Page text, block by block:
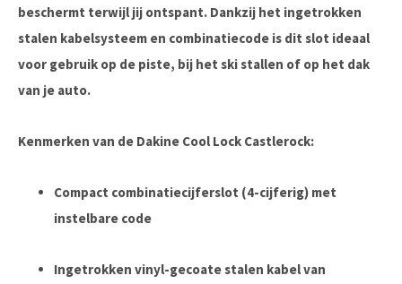
beschermt terwijl jij ontspant. Dankzij het ingetrokken
stalen kabelsysteem en combinatiecode is dit slot ideaal
voor gebruik op de piste, bij het ski stallen of op het dak
van je auto.
Kenmerken van de Dakine Cool Lock Castlerock:
Compact combinatiecijferslot (4-cijferig) met
instelbare code
Ingetrokken vinyl-gecoate stalen kabel van